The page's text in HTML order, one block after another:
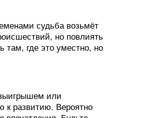
судьба возьмёт
но повлиять
там, где это уместно, но
или
к развитию. Вероятно